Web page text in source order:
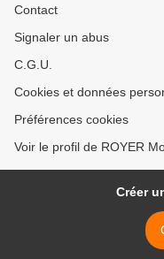
Contact
Signaler un abus
C.G.U.
Cookies et données
Préférences cookies
Voir le profil de ROYER
Créer